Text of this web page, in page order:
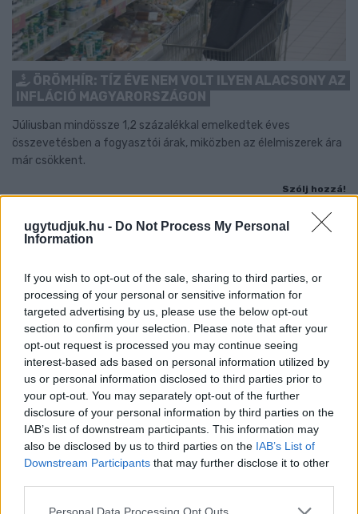
ugytudjuk.hu - Do Not Process My Personal
Information
If you wish to opt-out of the sale, sharing to third parties, or
processing of your personal or sensitive information for
targeted advertising by us, please use the below opt-out
section to confirm your selection. Please note that after your
opt-out request is processed you may continue seeing
interest-based ads based on personal information utilized by
us or personal information disclosed to third parties prior to
your opt-out. You may separately opt-out of the further
disclosure of your personal information by third parties on the
IAB’s list of downstream participants. This information may
also be disclosed by us to third parties on the IAB’s List of
Downstream Participants that may further disclose it to other
Please note that this website/app uses one or more Google
Personal Data Processing Opt Outs
ÖRÖMHÍR: TÍZ ÉVE NEM VOLT ILYEN ALACSONY AZ
INFLÁCIÓ MAGYARORSZÁGON
Júliusban mindössze 1,2 százalékkal emelkedtek éves
összevetésben a fogyasztói árak, miközben az élelmiszerek ára
már csökkent.
Szólj hozzá!